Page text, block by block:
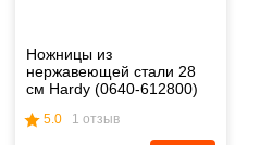
Ножницы из
нержавеющей стали 28
см Hardy (0640-612800)
5.0 1 отзыв